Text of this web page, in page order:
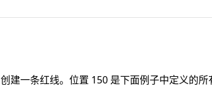
创建一条红线。位置 150 是下面例子中定义的